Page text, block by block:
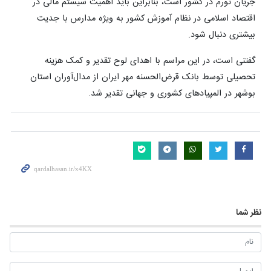
اقتصاد اسلامی در نظام آموزش کشور به ویژه مدارس با جدیت
بیشتری دنبال شود.
گفتنی است، در این مراسم با اهدای لوح تقدیر و کمک هزینه
تحصیلی توسط بانک قرض‌الحسنه مهر ایران از مدال‌آوران استان
بوشهر در المپیادهای کشوری و جهانی تقدیر شد.
نظر شما